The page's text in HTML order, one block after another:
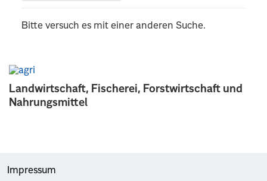
Landwirtschaft, Fischerei, Forstwirtschaft und
Nahrungsmittel
Bitte versuch es mit einer anderen Suche.
Impressum